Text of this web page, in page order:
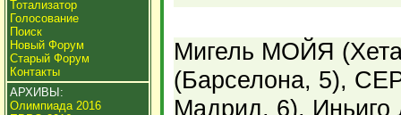
Тотализатор
Голосование
Поиск
Новый Форум
Старый Форум
Контакты
АРХИВЫ:
Олимпиада 2016
Мигель МОЙЯ
(Барселона, 5),
Мадрид, 6),